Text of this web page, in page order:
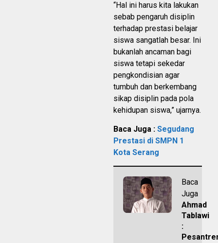
“Hal ini harus kita lakukan
sebab pengaruh disiplin
terhadap prestasi belajar
siswa sangatlah besar. Ini
bukanlah ancaman bagi
siswa tetapi sekedar
pengkondisian agar
tumbuh dan berkembang
sikap disiplin pada pola
kehidupan siswa,” ujarnya.
Baca Juga : Segudang
Prestasi di SMPN 1
Kota Serang
Baca
Juga
Ahmad
Tablawi
: